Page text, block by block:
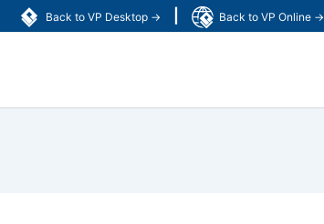
Back to VP Desktop → Back to VP Online →